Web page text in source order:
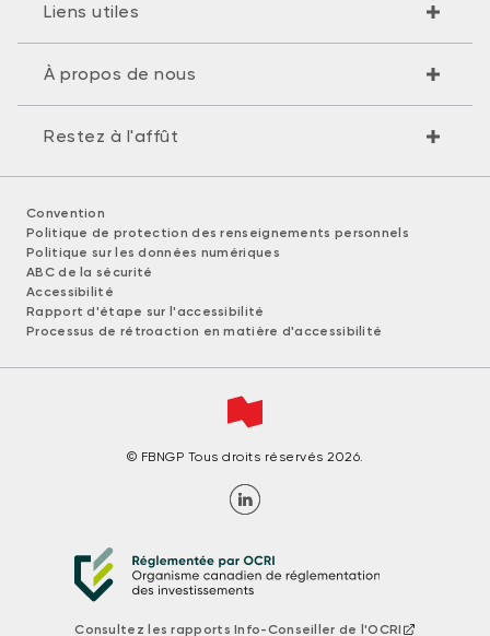
Liens utiles
À propos de nous
Restez à l'affût
Convention
Politique de protection des renseignements personnels
Politique sur les données numériques
ABC de la sécurité
Accessibilité
Rapport d'étape sur l'accessibilité
Processus de rétroaction en matière d'accessibilité
© FBNGP Tous droits réservés 2026.
Consultez les rapports Info-Conseiller de l'OCRI